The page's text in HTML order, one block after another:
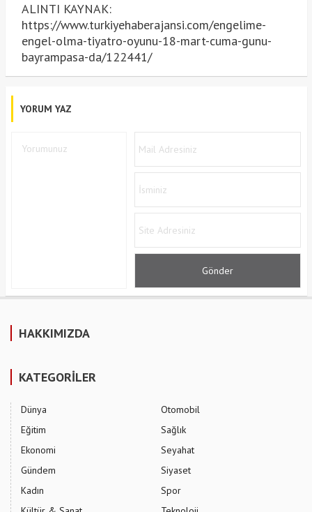
ALINTI KAYNAK:
https://www.turkiyehaberajansi.com/engelime-
engel-olma-tiyatro-oyunu-18-mart-cuma-gunu-
bayrampasa-da/122441/
YORUM YAZ
HAKKIMIZDA
KATEGORİLER
Dünya
Eğitim
Ekonomi
Gündem
Kadın
Otomobil
Sağlık
Seyahat
Siyaset
Spor